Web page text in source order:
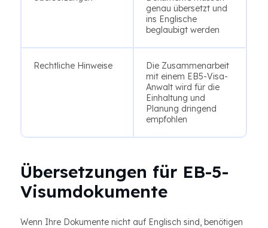
genau übersetzt und
ins Englische
beglaubigt werden
Rechtliche Hinweise
Die Zusammenarbeit
mit einem EB5-Visa-
Anwalt wird für die
Einhaltung und
Planung dringend
empfohlen
Übersetzungen für EB-5-
Visumdokumente
Wenn Ihre Dokumente nicht auf Englisch sind, benötigen